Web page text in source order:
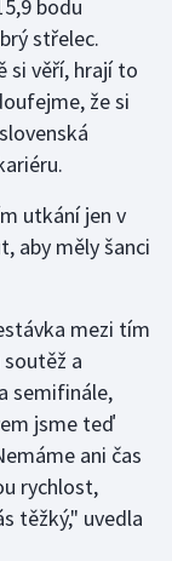
bodu
střelec.
si věří, hrají to
že si
utkání jen v
aby měly šanci
mezi tím
a
semifinále,
jsme teď
ani čas
rychlost,
těžký," uvedla